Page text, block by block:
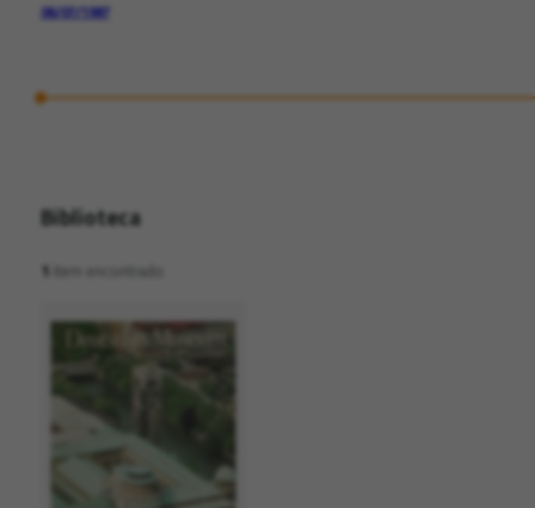
06/07/1987
Biblioteca
1